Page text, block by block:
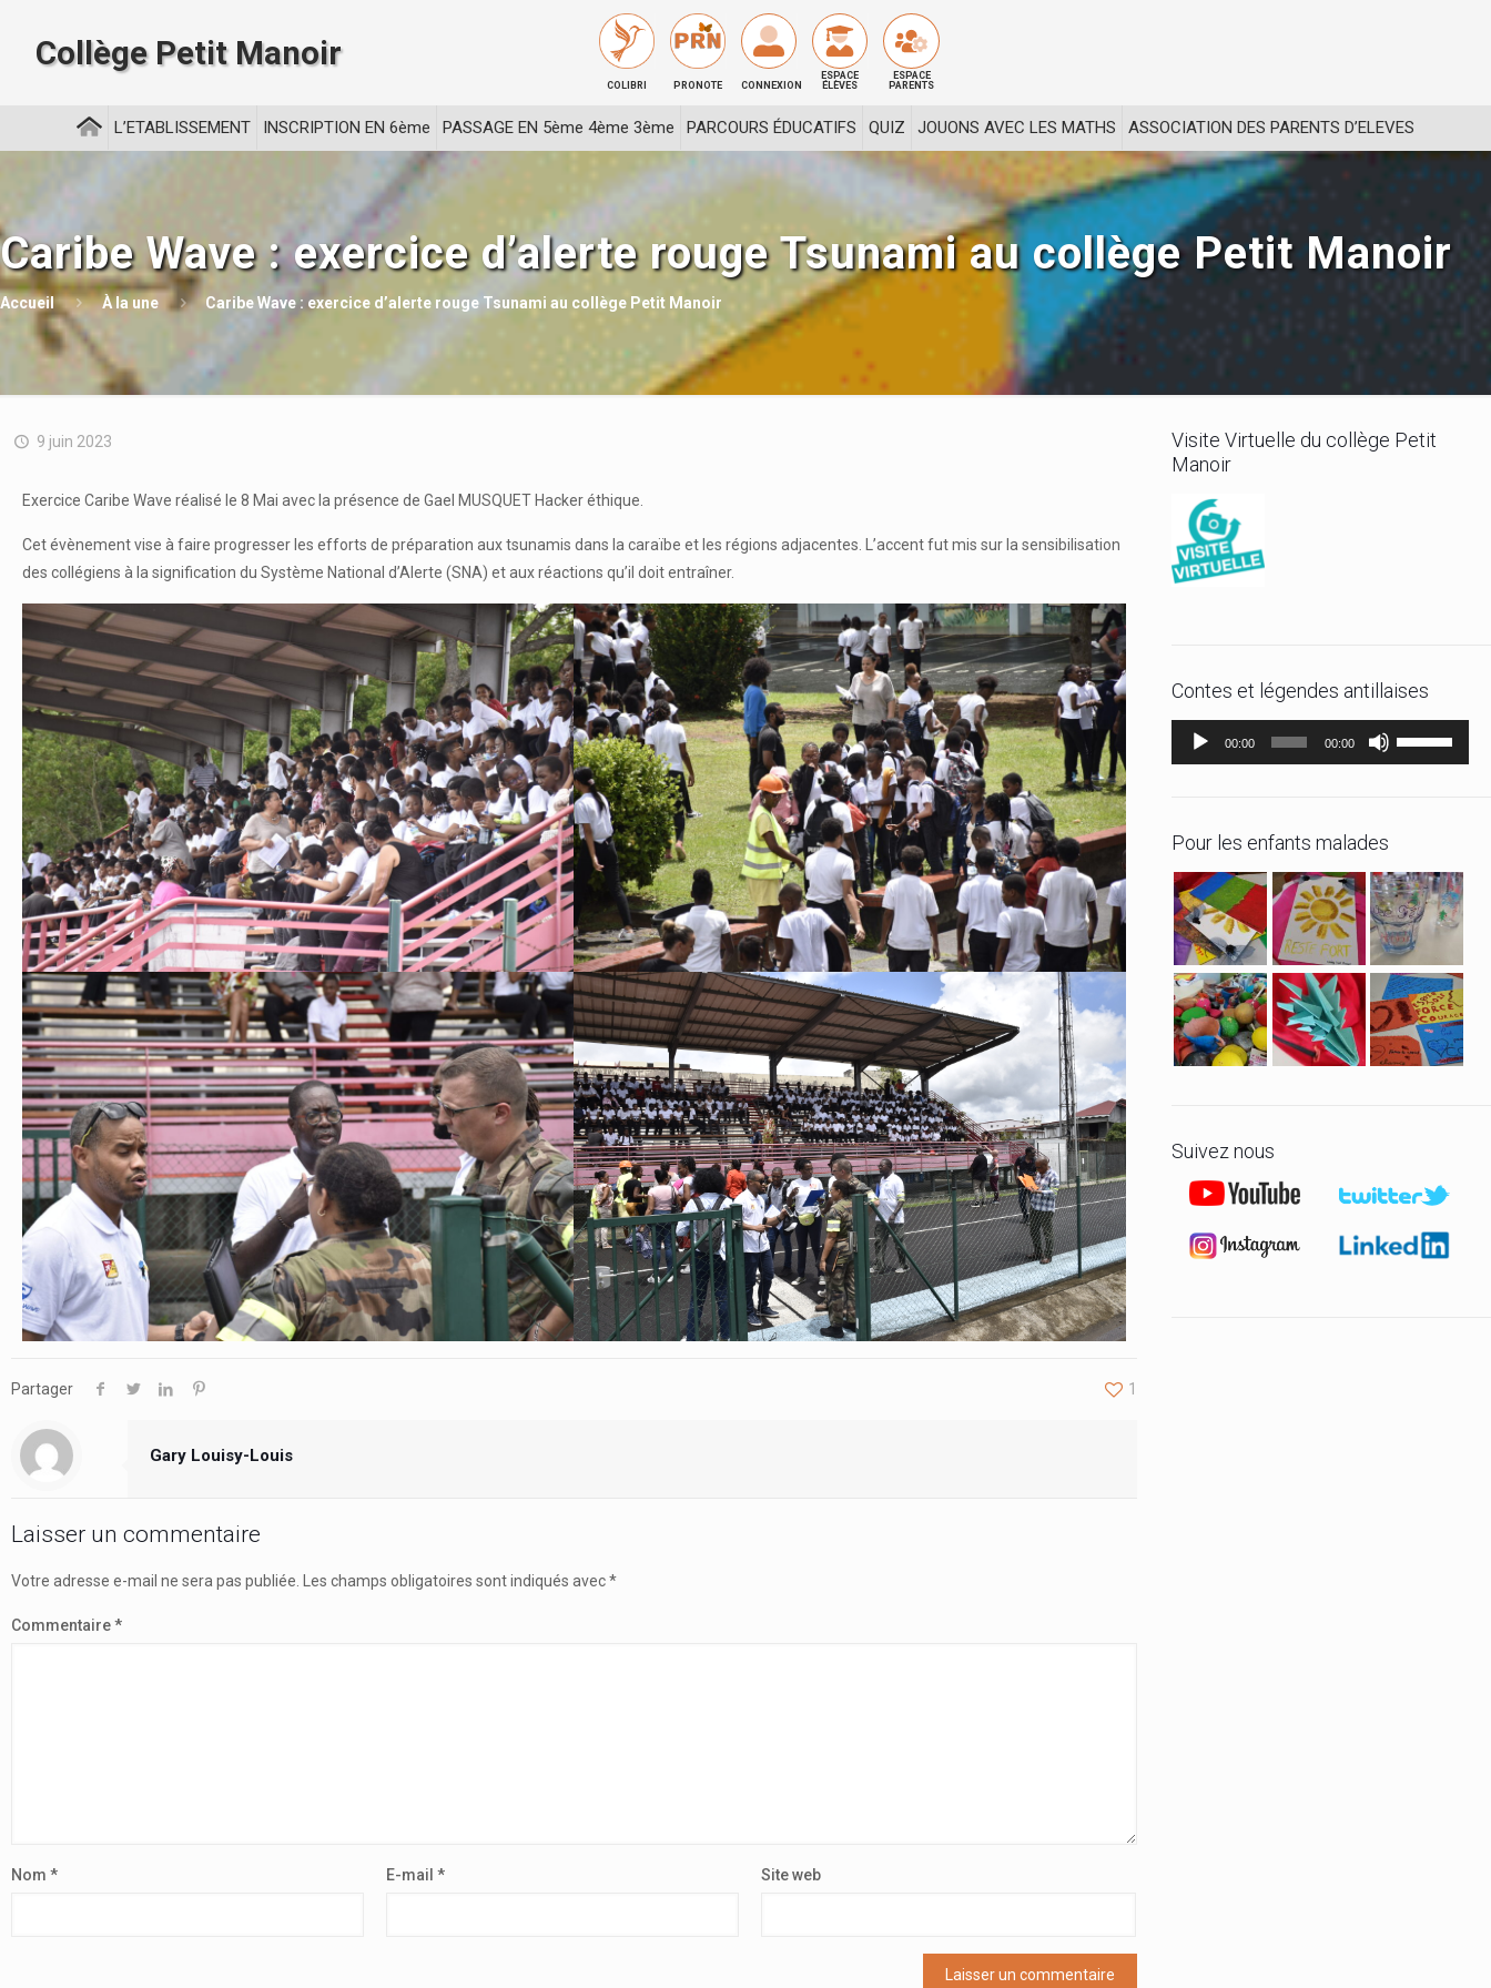
Collège Petit Manoir
COLIBRI PRONOTE CONNEXION
ESPACE
ÉLÈVES
ESPACE
PARENTS
L’ETABLISSEMENT INSCRIPTION EN 6ème PASSAGE EN 5ème 4ème 3ème PARCOURS ÉDUCATIFS QUIZ JOUONS AVEC LES MATHS ASSOCIATION DES PARENTS D’ELEVES
Caribe Wave : exercice d’alerte rouge Tsunami au collège Petit Manoir
Accueil À la une Caribe Wave : exercice d’alerte rouge Tsunami au collège Petit Manoir
9 juin 2023
Exercice Caribe Wave réalisé le 8 Mai avec la présence de Gael MUSQUET Hacker éthique.
Cet évènement vise à faire progresser les efforts de préparation aux tsunamis dans la caraïbe et les régions adjacentes. L’accent fut mis sur la sensibilisation
des collégiens à la signification du Système National d’Alerte (SNA) et aux réactions qu’il doit entraîner.
Partager 1
Gary Louisy-Louis
Laisser un commentaire
Votre adresse e-mail ne sera pas publiée. Les champs obligatoires sont indiqués avec*
Commentaire*
Nom * E-mail * Site web
Visite Virtuelle du collège Petit
Manoir
Contes et légendes antillaises
Lecteur
00:00 00:00
augmenter
ou
diminuer
le
volume.
Pour les enfants malades
Suivez nous